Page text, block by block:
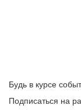
Будь в курсе
Подписаться на